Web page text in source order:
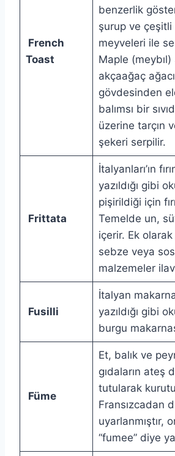
French
Toast
benzerlik
şurup ve çeşitli
meyveleri ile
Maple (meybıl)
akçaağaç
gövdesinden
balımsı bir
üzerine tarçın
şekeri serpilir.
Frittata
İtalyanları’ın
yazıldığı gibi
pişirildiği için
Temelde un,
içerir. Ek
sebze veya
malzemeler
Fusilli
İtalyan
yazıldığı gibi
burgu
Füme
Et, balık ve
gıdaların ateş
tutularak
Fransızcadan
uyarlanmıştır,
“fumee” diye